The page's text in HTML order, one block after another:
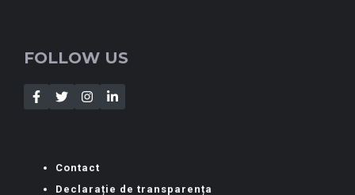
FOLLOW US
Contact
Declarație de transparența